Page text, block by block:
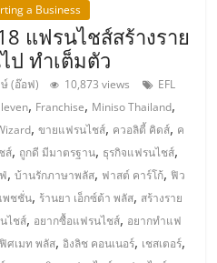
a Business
แฟรนไชส์สร้างราย
ป ทำเต็มตัว
(อ๊อฟ) 10,873 views
EFL
, Franchise, Miniso Thailand,
,ขายแฟรนไชส์, ควอลิตี้ คิดส์, ค
ส์, ถูกดี มีมาตรฐาน, ธุรกิจแฟรนไชส์,
,บ้านรักภาษาพลัส, ฟาสต์ คาร์โก้,ฟิว
พชชั่น, ร้านยา เอ็กซ์ต้า พลัส, สร้างราย
ไชส์, อยากซื้อแฟรนไชส์, อยากทำแฟ
ศเมท พลัส,อิงลิช คอนเนอร์, เชสเตอร์,